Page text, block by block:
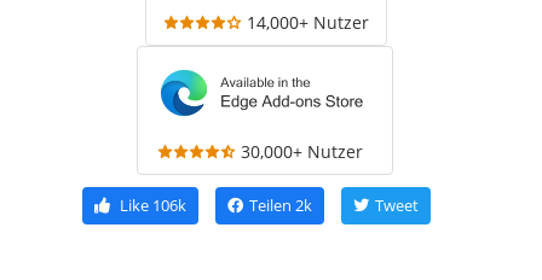
14,000+ Nutzer
30,000+ Nutzer
Like 106k Teilen 2k Tweet